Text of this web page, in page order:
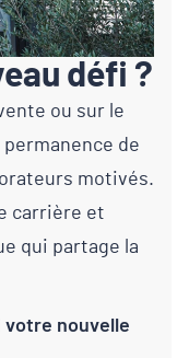
défi ?
ou sur le
de
motivés.
carrière et
qui partage la
votre nouvelle